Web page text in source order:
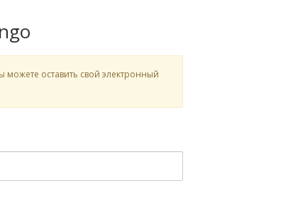
можете оставить свой электронный